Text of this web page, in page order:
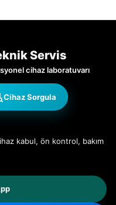
Servis
cihaz laboratuvarı
Cihaz Sorgula
kabul, ön kontrol, bakım